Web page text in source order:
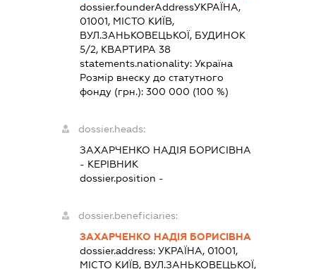
dossier.founderAddressУКРАЇНА,
01001, МІСТО КИЇВ,
ВУЛ.ЗАНЬКОВЕЦЬКОЇ, БУДИНОК
5/2, КВАРТИРА 38
statements.nationality: Україна
Розмір внеску до статутного
фонду (грн.): 300 000 (100 %)
dossier.heads:
ЗАХАРЧЕНКО НАДІЯ БОРИСІВНА
- КЕРІВНИК
dossier.position -
dossier.beneficiaries:
ЗАХАРЧЕНКО НАДІЯ БОРИСІВНА
dossier.address: УКРАЇНА, 01001,
МІСТО КИЇВ, ВУЛ.ЗАНЬКОВЕЦЬКОЇ,